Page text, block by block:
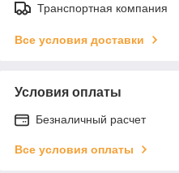
Транспортная компания
Все условия доставки
Условия оплаты
Безналичный расчет
Все условия оплаты